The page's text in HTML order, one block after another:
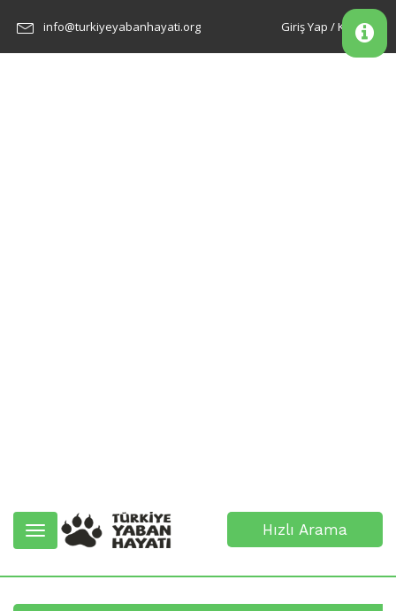
info@turkiyeyabanhayati.org Giriş Yap / Kayıt Ol
Toggle
navigation
Hızlı Arama